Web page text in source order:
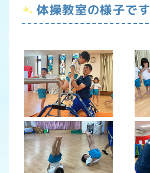
体操教室の様子です